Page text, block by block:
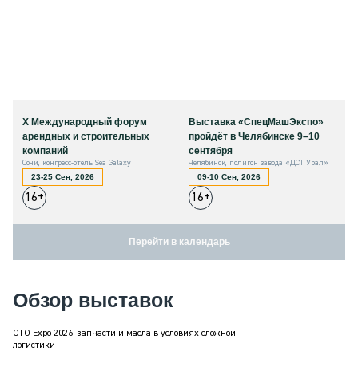
X Международный форум
арендных и строительных
компаний
Сочи, конгресс-отель Sea Galaxy
23-25 Сен, 2026
16+
Выставка «СпецМашЭкспо»
пройдёт в Челябинске 9–10
сентября
Челябинск, полигон завода «ДСТ Урал»
09-10 Сен, 2026
16+
Перейти в календарь
Обзор выставок
СТО Expo 2026: запчасти и масла в условиях сложной
логистики